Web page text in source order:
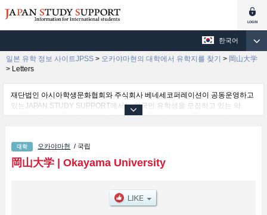
한국어
일본 유학 정보 사이트JPSS > 오카야마현의 대학에서 유학지를 찾기 > 岡山大学
> Letters
재단법인 아시아학생문화협회와 주식회사 베네세코퍼레이션이 공동운영하고
있는JAPAN STUDY SUPPORT에서는 외국인 유학생을 모집하고 있는 약
1,300여 개의 대학・대학원・단기대학・전문학교의 정보를 게재하고 있습니
부및Economics 학부및Science 학부및Medical School 학부및Dental School
학부및Pharmacy 학부및Engineering 학부및Agriculture 학부및Discovery
Program for Global Learners 학부 등의 학부별 정보, 모집정원과 합격자수 등
를 게재하고 있으므로 많이 이용해 주시기 바랍니다.
오카야마현 / 국립
岡山大学| Okayama University